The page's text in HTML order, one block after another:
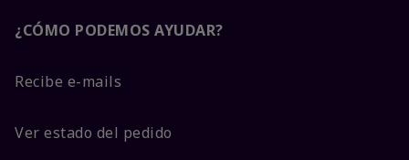
¿CÓMO PODEMOS AYUDAR?
Recibe e-mails
Ver estado del pedido